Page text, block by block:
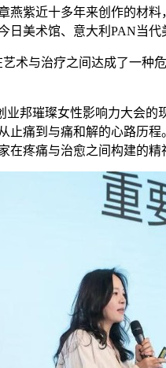
紫近十多年来创作的材料
日美术馆、意大利PAN当
术与治疗之间达成了一种
业邦璀璨女性影响力大会
止痛到与痛和解的心路历
在疼痛与治愈之间构建的精